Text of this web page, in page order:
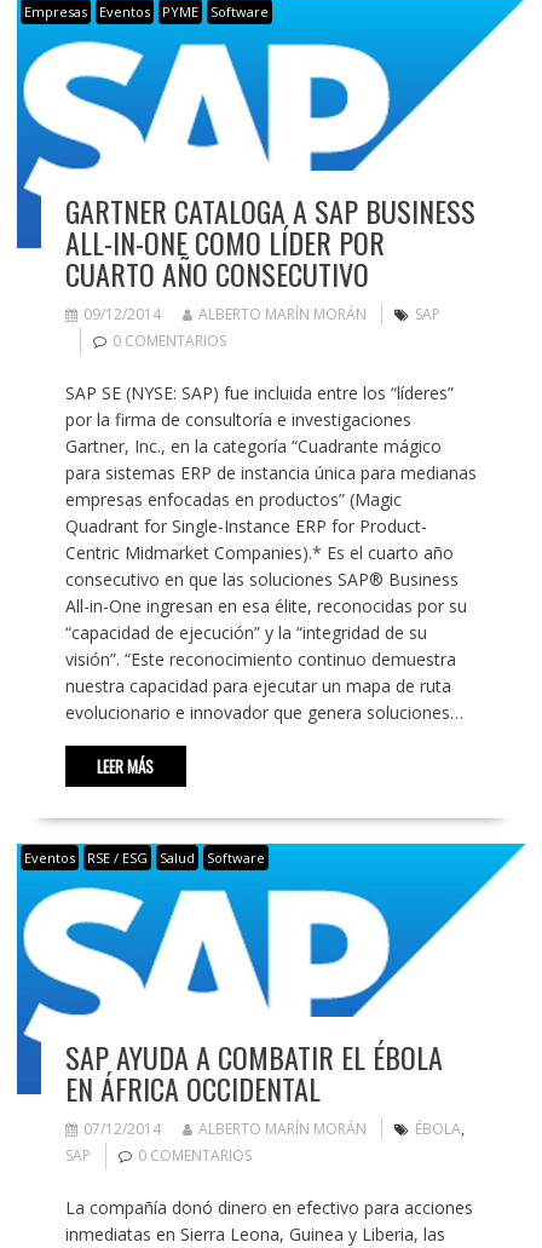
Empresas Eventos PYME Software
GARTNER CATALOGA A SAP BUSINESS
ALL-IN-ONE COMO LÍDER POR
CUARTO AÑO CONSECUTIVO
09/12/2014 ALBERTO MARÍN MORÁN
SAP
0 COMENTARIOS
SAP SE (NYSE: SAP) fue incluida entre los “líderes”
por la firma de consultoría e investigaciones
Gartner, Inc., en la categoría “Cuadrante mágico
para sistemas ERP de instancia única para medianas
empresas enfocadas en productos” (Magic
Quadrant for Single-Instance ERP for Product-
Centric Midmarket Companies).* Es el cuarto año
consecutivo en que las soluciones SAP® Business
All-in-One ingresan en esa élite, reconocidas por su
“capacidad de ejecución” y la “integridad de su
visión”. “Este reconocimiento continuo demuestra
nuestra capacidad para ejecutar un mapa de ruta
evolucionario e innovador que genera soluciones…
LEER MÁS
Eventos RSE / ESG Salud Software
SAP AYUDA A COMBATIR EL ÉBOLA
EN ÁFRICA OCCIDENTAL
07/12/2014 ALBERTO MARÍN MORÁN ÉBOLA,
SAP
0 COMENTARIOS
La compañía donó dinero en efectivo para acciones
inmediatas en Sierra Leona, Guinea y Liberia, las